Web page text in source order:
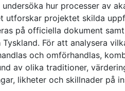
hur processer av
utforskar projektet skilda
på officiella dokument
För att analysera
och omförhandlas,
av olika traditioner,
likheter och skillnader på